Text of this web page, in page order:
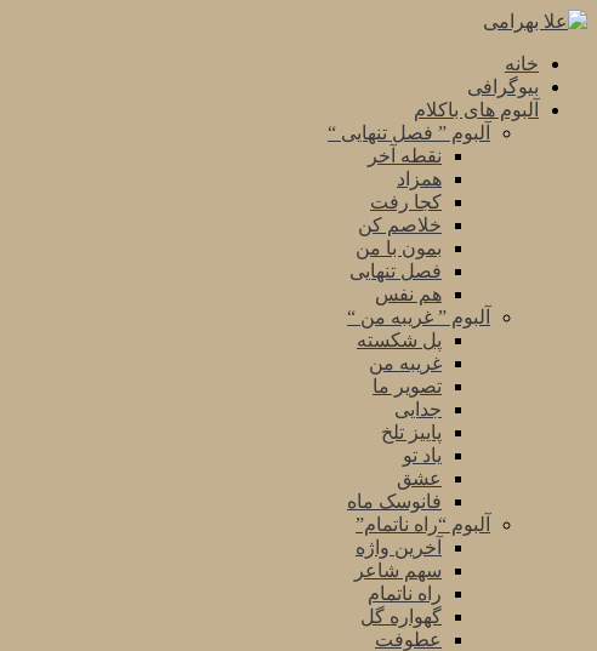
خانه
بیوگرافی
آلبوم های باکلام
آلبوم ” فصل تنهایی “
نقطه آخر
همزاد
کجا رفت
خلاصم کن
بمون با من
فصل تنهایی
هم نفس
آلبوم ” غریبه من “
پل شکسته
غریبه من
تصویر ما
جدایی
پاییز تلخ
یاد تو
عشق
فانوسک ماه
آلبوم “راه ناتمام”
آخرین واژه
سهم شاعر
راه ناتمام
گهواره گل
عطوفت